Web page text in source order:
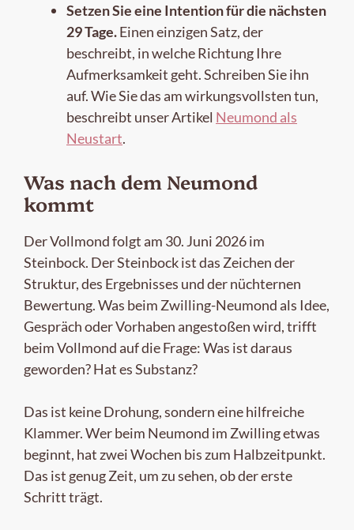
Setzen Sie eine Intention für die nächsten
29 Tage.Einen einzigen Satz, der
beschreibt, in welche Richtung Ihre
Aufmerksamkeit geht. Schreiben Sie ihn
auf. Wie Sie das am wirkungsvollsten tun,
beschreibt unser Artikel Neumond als
Neustart.
Was nach dem Neumond
kommt
Der Vollmond folgt am 30. Juni 2026 im
Steinbock. Der Steinbock ist das Zeichen der
Struktur, des Ergebnisses und der nüchternen
Bewertung. Was beim Zwilling-Neumond als Idee,
Gespräch oder Vorhaben angestoßen wird, trifft
beim Vollmond auf die Frage: Was ist daraus
geworden? Hat es Substanz?
Das ist keine Drohung, sondern eine hilfreiche
Klammer. Wer beim Neumond im Zwilling etwas
beginnt, hat zwei Wochen bis zum Halbzeitpunkt.
Das ist genug Zeit, um zu sehen, ob der erste
Schritt trägt.